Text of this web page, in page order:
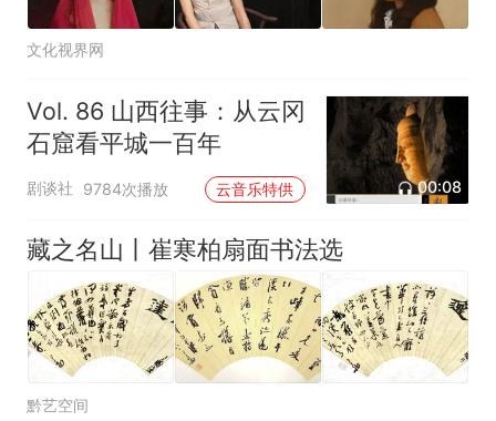
文化视界网
Vol. 86 山西往事：从云冈
石窟看平城一百年
剧谈社 9784次播放 云音乐特供 00:08
藏之名山丨崔寒柏扇面书法选
黔艺空间